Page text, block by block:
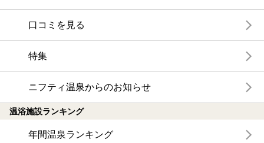
口コミを見る
特集
ニフティ温泉からのお知らせ
温浴施設ランキング
年間温泉ランキング